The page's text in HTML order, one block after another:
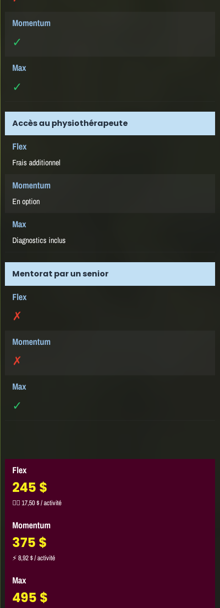
✓
✓
Accès au physiothérapeute
Frais additionnel
En option
Diagnostics inclus
Mentorat par un senior
✗
✗
✓
245 $
🏃‍♂️ 17,50 $ / activité
375 $
⚡ 8,92 $ / activité
495 $